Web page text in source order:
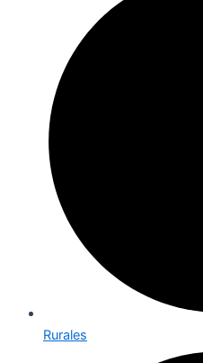
Rurales